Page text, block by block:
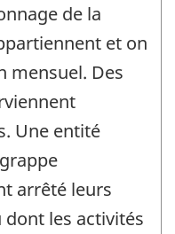
de la
et on
mensuel. Des
Une entité
arrêté leurs
les activités